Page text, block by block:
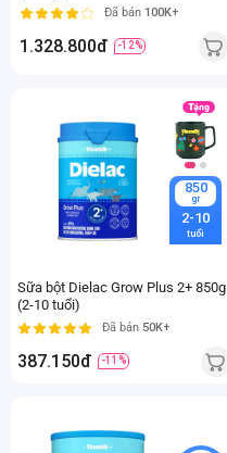
Đã bán 100K+
1.328.800đ -12%
850
gr
2-10
tuổi
Sữa bột Dielac Grow Plus 2+ 850g
(2-10 tuổi)
Đã bán 50K+
387.150đ -11%